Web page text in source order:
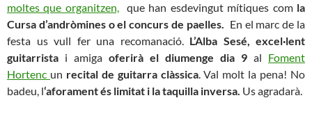
moltes que organitzen,que han esdevingut mítiques com la
Cursa d’andròmines o el concurs de paelles. En el marc de la
festa us vull fer una recomanació.L’Alba Sesé, excel·lent
guitarrista i amiga oferirà el diumenge dia 9 al Foment
Hortenc un recital de guitarra clàssica. Val molt la pena! No
badeu, l‘aforament és limitat i la taquilla inversa. Us agradarà.